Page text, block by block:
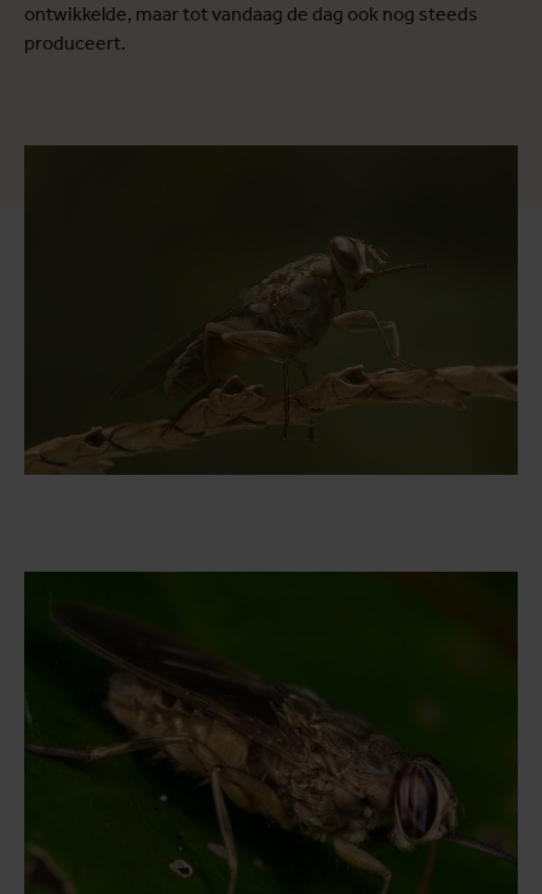
ontwikkelde, maar tot vandaag de dag ook nog steeds
produceert.